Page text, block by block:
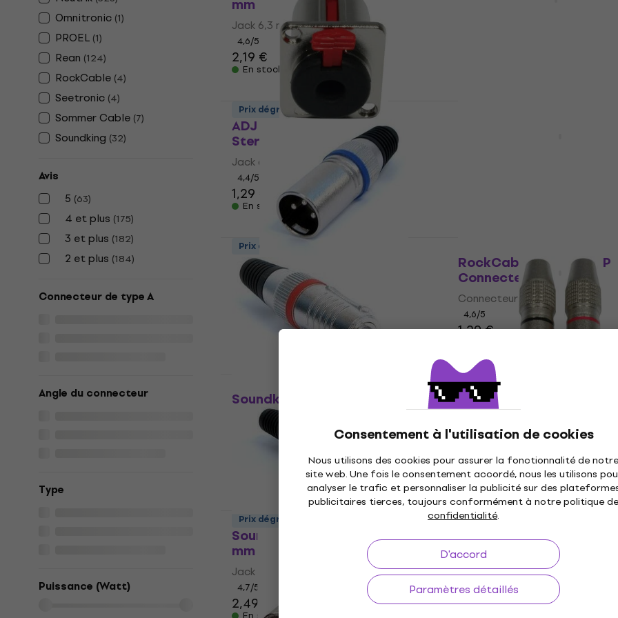
Consentement à l'utilisation de cookies
Nous utilisons des cookies pour assurer la fonctionnalité de notre
site web. Une fois le consentement accordé, nous les utilisons
analyser le trafic et personnaliser la publicité sur des
publicitaires tierces, toujours conformément à notre politique de
confidentialité.
D'accord
Paramètres détaillés
Omnitronic (1)
PROEL (1)
Rean (124)
RockCable (4)
Seetronic (4)
Sommer Cable (7)
Soundking (32)
Avis
5 (63)
4 et plus (175)
3 et plus (182)
2 et plus (184)
Connecteur de type A
Angle du connecteur
Type
Puissance (Watt)
mm
Jack 6,3 mm
4,6/5
2,19 €
En stock
ADJ AC-C-PJ6S Jack 6,3
Stereo Jack 6,3 mm
Jack 6,3 mm
4,4/5
1,29 €
En stock
Prix dégressifs
Soundking CA 403 BL
Connecteur XLR
Connecteur XLR
RockCable RCL 10001 P
Connecteur XLR
Connecteur XLR
4,6/5
1,29 €
Prix dégressifs
Soundking CC 404 R Jack 6,3
Jack 6,3 mm
ADJ AC-C-RMG/SET RCA
Connecteur RCA
Connecteur RCA
2,29 €
En stock
Soundking CC 404 BL Jack 6,3
mm
Jack 6,3 mm
4,7/5
2,49 €
Prix dégressifs
Soundking CC 402 BL
mm
Jack 6,3 mm
4,6/5
2,89 €
Prix dégressifs